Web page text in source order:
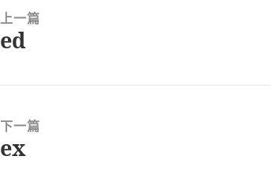
上一篇
上
ed
下一篇
下
ex